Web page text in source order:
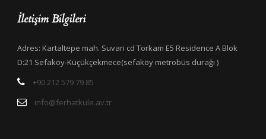
İletişim Bilgileri
Adres: Kartaltepe mah. Suvari cd Torkam E5 Residence A Blok
D:21 Sefaköy-Küçükçekmece(sefaköy metrobüs durağı )
+90 212 579 79 85
info@ferhatkule.av.tr